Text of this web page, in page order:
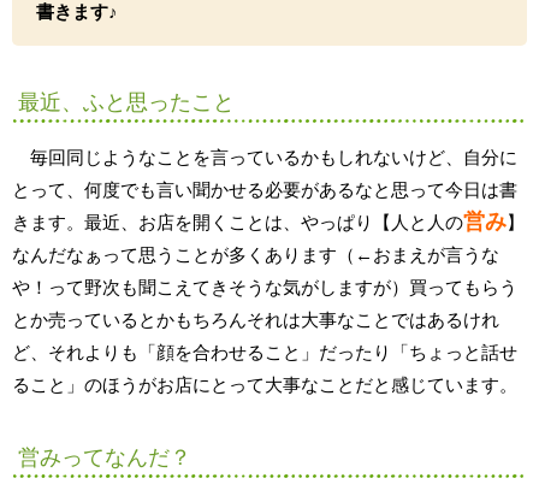
書きます♪
最近、ふと思ったこと
毎回同じようなことを言っているかもしれないけど、自分に
とって、何度でも言い聞かせる必要があるなと思って今日は書
きます。最近、お店を開くことは、やっぱり【人と人の営み】
なんだなぁって思うことが多くあります（←おまえが言うな
や！って野次も聞こえてきそうな気がしますが）買ってもらう
とか売っているとかもちろんそれは大事なことではあるけれ
ど、それよりも「顔を合わせること」だったり「ちょっと話せ
ること」のほうがお店にとって大事なことだと感じています。
営みってなんだ？